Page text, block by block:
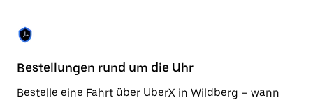
Bestellungen rund um die Uhr
Bestelle eine Fahrt über UberX in Wildberg – wann